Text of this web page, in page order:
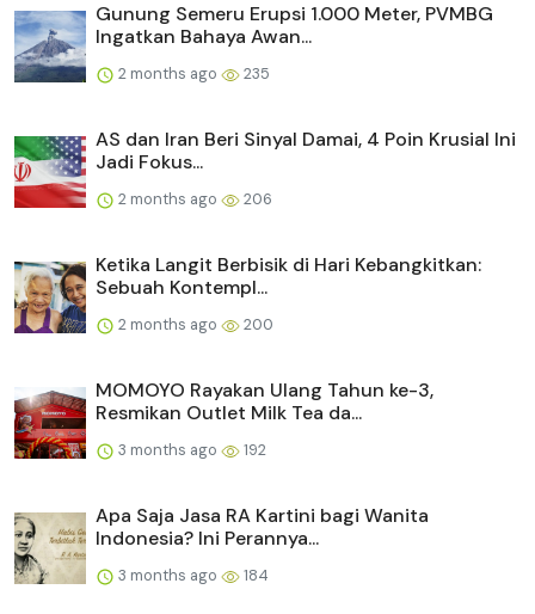
Gunung Semeru Erupsi 1.000 Meter, PVMBG
Ingatkan Bahaya Awan...
2 months ago 235
AS dan Iran Beri Sinyal Damai, 4 Poin Krusial Ini
Jadi Fokus...
2 months ago 206
Ketika Langit Berbisik di Hari Kebangkitkan:
Sebuah Kontempl...
2 months ago 200
MOMOYO Rayakan Ulang Tahun ke-3,
Resmikan Outlet Milk Tea da...
3 months ago 192
Apa Saja Jasa RA Kartini bagi Wanita
Indonesia? Ini Perannya...
3 months ago 184